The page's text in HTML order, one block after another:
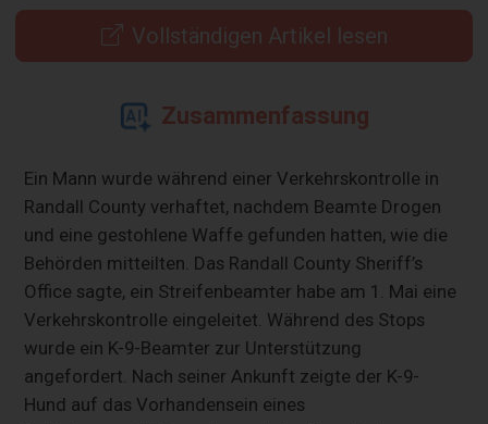
Vollständigen Artikel lesen
Zusammenfassung
Ein Mann wurde während einer Verkehrskontrolle in
Randall County verhaftet, nachdem Beamte Drogen
und eine gestohlene Waffe gefunden hatten, wie die
Behörden mitteilten. Das Randall County Sheriff’s
Office sagte, ein Streifenbeamter habe am 1. Mai eine
Verkehrskontrolle eingeleitet. Während des Stops
wurde ein K-9-Beamter zur Unterstützung
angefordert. Nach seiner Ankunft zeigte der K-9-
Hund auf das Vorhandensein eines